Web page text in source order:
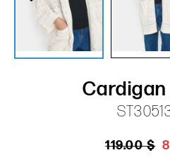
Cardigan
119.00 $